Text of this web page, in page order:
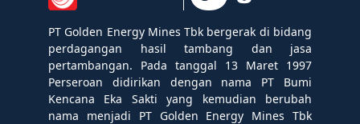
PT Golden Energy Mines Tbk bergerak di bidang
perdagangan hasil tambang dan jasa
pertambangan. Pada tanggal 13 Maret 1997
Perseroan didirikan dengan nama PT Bumi
Kencana Eka Sakti yang kemudian berubah
nama menjadi PT Golden Energy Mines Tbk